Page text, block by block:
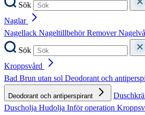
Sök
Naglar
Nagellack NageltillbehörRemover
Sök
Kroppsvård
Bad Brun utan sol Deodorant och
Deodorant och antiperspirant
Duscholja Hudolja Inför operation